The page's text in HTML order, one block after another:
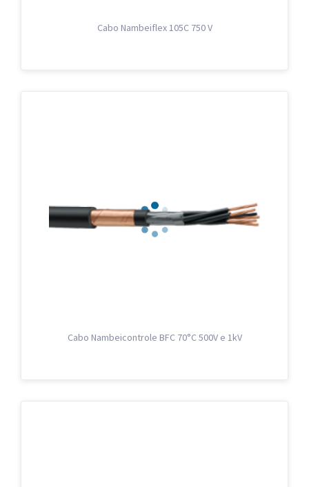
Cabo Nambeiflex 105C 750 V
Cabo Nambeicontrole BFC 70°C 500V e 1kV